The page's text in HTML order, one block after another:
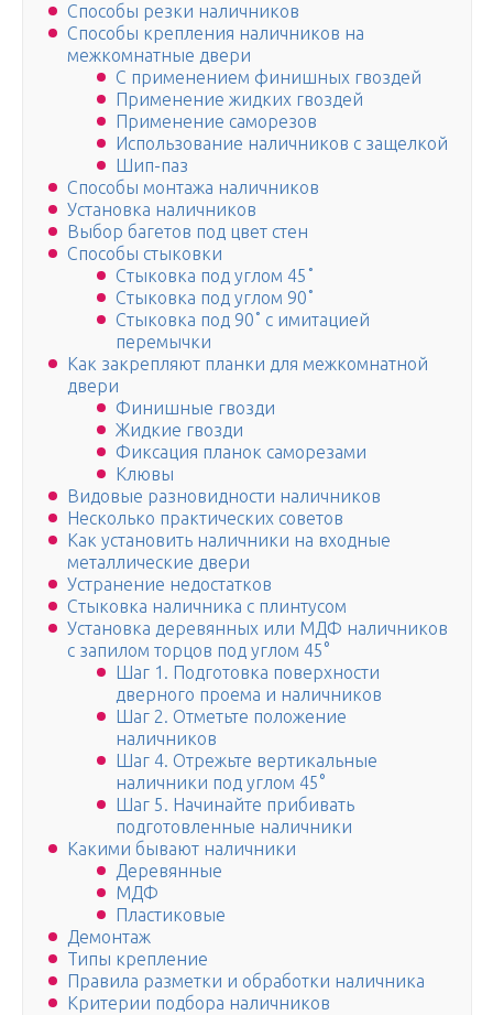
Способы резки наличников
Способы крепления наличников на
межкомнатные двери
С применением финишных гвоздей
Применение жидких гвоздей
Применение саморезов
Использование наличников с защелкой
Шип-паз
Способы монтажа наличников
Установка наличников
Выбор багетов под цвет стен
Способы стыковки
Стыковка под углом 45˚
Стыковка под углом 90˚
Стыковка под 90˚ с имитацией
перемычки
Как закрепляют планки для межкомнатной
двери
Финишные гвозди
Жидкие гвозди
Фиксация планок саморезами
Клювы
Видовые разновидности наличников
Несколько практических советов
Как установить наличники на входные
металлические двери
Устранение недостатков
Стыковка наличника с плинтусом
Установка деревянных или МДФ наличников
с запилом торцов под углом 45°
Шаг 1. Подготовка поверхности
дверного проема и наличников
Шаг 2. Отметьте положение
наличников
Шаг 4. Отрежьте вертикальные
наличники под углом 45°
Шаг 5. Начинайте прибивать
подготовленные наличники
Какими бывают наличники
Деревянные
МДФ
Пластиковые
Демонтаж
Типы крепление
Правила разметки и обработки наличника
Критерии подбора наличников